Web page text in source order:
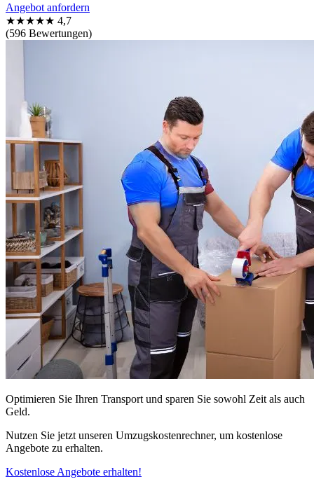
Angebot anfordern
★★★★★ 4,7
(596 Bewertungen)
Optimieren Sie Ihren Transport und sparen Sie sowohl Zeit als auch
Geld.
Nutzen Sie jetzt unseren Umzugskostenrechner, um kostenlose
Angebote zu erhalten.
Kostenlose Angebote erhalten!